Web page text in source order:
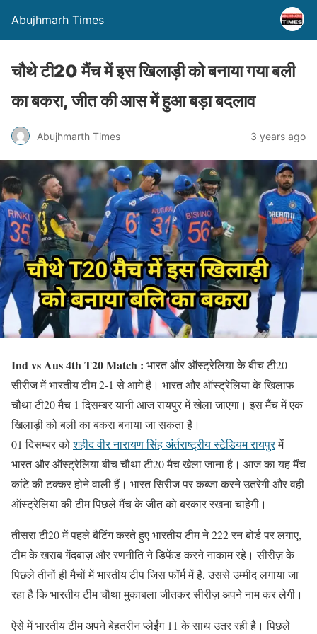
Abujhmarh Times
चौथे टी20 मैंच में इस खिलाड़ी को बनाया गया बली
का बकरा, जीत की आस में हुआ बड़ा बदलाव
Abujhmarth Times 3 years ago
Ind vs Aus 4th T20 Match : भारत और ऑस्ट्रेलिया के बीच टी20
सीरीज में भारतीय टीम 2-1 से आगे है। भारत और ऑस्ट्रेलिया के खिलाफ
चौथा टी20 मैच 1 दिसम्बर यानी आज रायपुर में खेला जाएगा। इस मैंच में एक
खिलाड़ी को बली का बकरा बनाया जा सकता है।
01 दिसम्बर कोशहीद वीर नारायण सिंह अंर्तराष्ट्रीय स्टेडियम रायपुरमें
भारत और ऑस्ट्रेलिया बीच चौथा टी20 मैच खेला जाना है। आज का यह मैंच
कांटे की टक्कर होने वाली हैं। भारत सिरीज पर कब्जा करने उतरेगी और वही
ऑस्ट्रेलिया की टीम पिछले मैंच के जीत को बरकार रखना चाहेगी।
तीसरा टी20 में पहले बैटिंग करते हुए भारतीय टीम ने 222 रन बोर्ड पर लगाए,
टीम के खराब गेंदबाज़ और रणनीति ने डिफेंड करने नाकाम रहे। सीरीज़ के
पिछले तीनों ही मैचों में भारतीय टीप जिस फॉर्म में है, उससे उम्मीद लगाया जा
रहा है कि भारतीय टीम चौथा मुकाबला जीतकर सीरीज़ अपने नाम कर लेगी।
ऐसे में भारतीय टीम अपने बेहतरीन प्लेईंग 11 के साथ उतर रही है। पिछले